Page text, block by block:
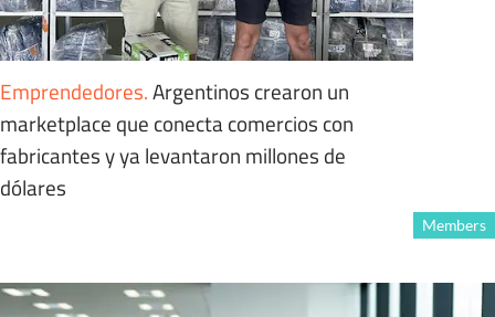
Emprendedores.Argentinos crearon un
marketplace que conecta comercios con
fabricantes y ya levantaron millones de
dólares
Members